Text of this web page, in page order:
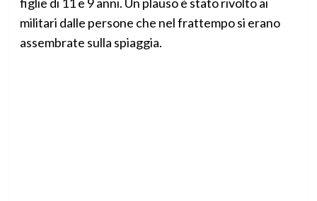
militari dalle persone che nel frattempo si erano
assembrate sulla spiaggia.